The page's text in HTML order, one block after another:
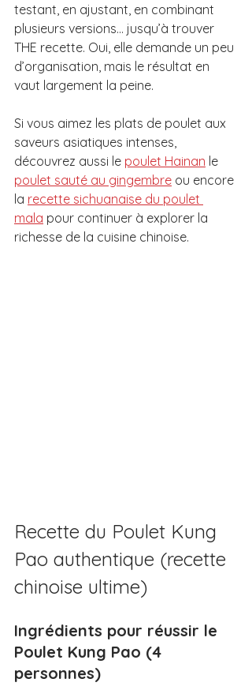
testant, en ajustant, en combinant
plusieurs versions… jusqu’à trouver
THE recette. Oui, elle demande un peu
d’organisation, mais le résultat en
vaut largement la peine.
Si vous aimez les plats de poulet aux
saveurs asiatiques intenses,
découvrez aussi le poulet Hainan le
poulet sauté au gingembre ou encore
la recette sichuanaise du poulet
mala pour continuer à explorer la
richesse de la cuisine chinoise.
Recette du Poulet Kung
Pao authentique (recette
chinoise ultime)
Ingrédients pour réussir le
Poulet Kung Pao (4
personnes)